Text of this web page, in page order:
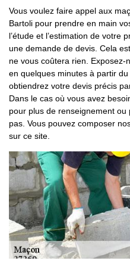
Vous voulez faire appel aux
Bartoli pour prendre en main
l’étude et l’estimation de votre
une demande de devis. Cela
ne vous coûtera rien.
en quelques minutes à partir
obtiendrez votre devis précis
Dans le cas où vous avez
pour plus de renseignement ou
pas. Vous pouvez composer
sur ce site.